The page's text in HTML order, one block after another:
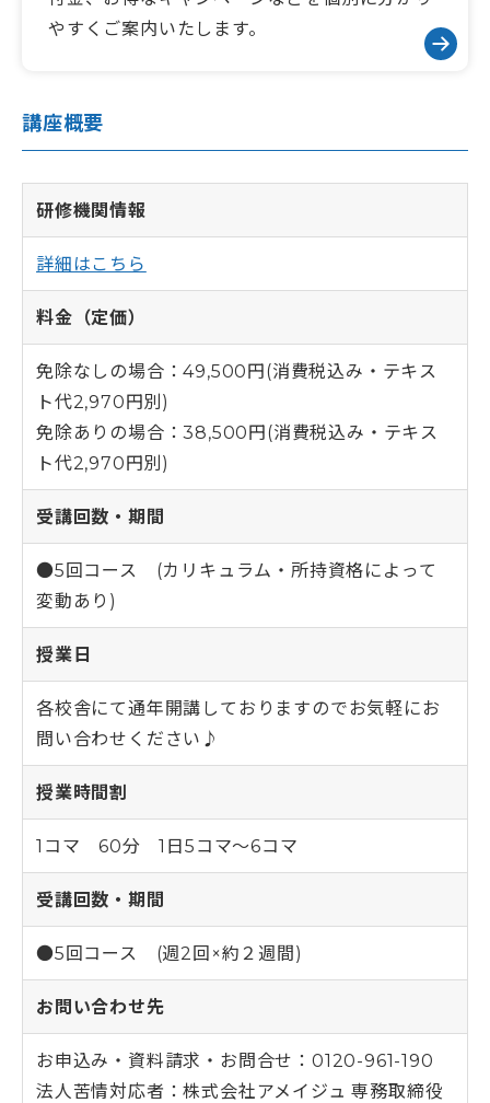
やすくご案内いたします。
講座概要
研修機関情報
詳細はこちら
料金（定価）
免除なしの場合：49,500円(消費税込み・テキス
ト代2,970円別)
免除ありの場合：38,500円(消費税込み・テキス
ト代2,970円別)
受講回数・期間
●5回コース (カリキュラム・所持資格によって
変動あり)
授業日
各校舎にて通年開講しておりますのでお気軽にお
問い合わせください♪
授業時間割
1コマ 60分 1日5コマ～6コマ
受講回数・期間
●5回コース (週2回×約２週間)
お問い合わせ先
お申込み・資料請求・お問合せ：0120-961-190
法人苦情対応者：株式会社アメイジュ 専務取締役